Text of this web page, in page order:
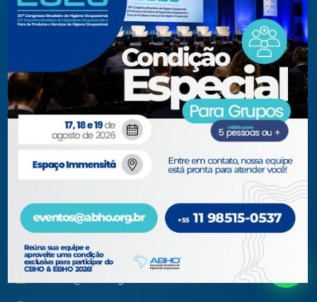
Certificação
Manutenção de Certificação
Cursos e Eventos
CBHO&EBHO2026
Cursos Modulares
Eventos Apoiados
Eventos Regionais
Fone/Fax:
+ 55 11 3081.5909 / 3081.1709